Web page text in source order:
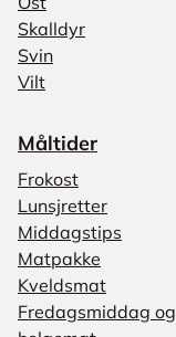
Skalldyr
Svin
Vilt
Måltider
Frokost
Lunsjretter
Middagstips
Matpakke
Kveldsmat
Fredagsmiddag og